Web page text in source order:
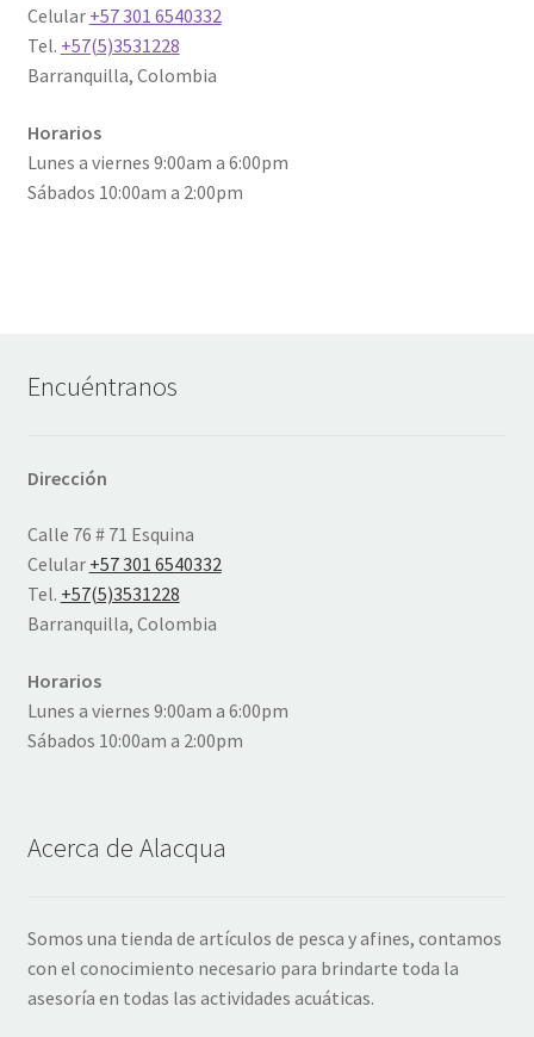
Celular +57 301 6540332
Tel. +57(5)3531228
Barranquilla, Colombia
Horarios
Lunes a viernes 9:00am a 6:00pm
Sábados 10:00am a 2:00pm
Encuéntranos
Dirección
Calle 76 # 71 Esquina
Celular +57 301 6540332
Tel. +57(5)3531228
Barranquilla, Colombia
Horarios
Lunes a viernes 9:00am a 6:00pm
Sábados 10:00am a 2:00pm
Acerca de Alacqua
Somos una tienda de artículos de pesca y afines, contamos
con el conocimiento necesario para brindarte toda la
asesoría en todas las actividades acuáticas.